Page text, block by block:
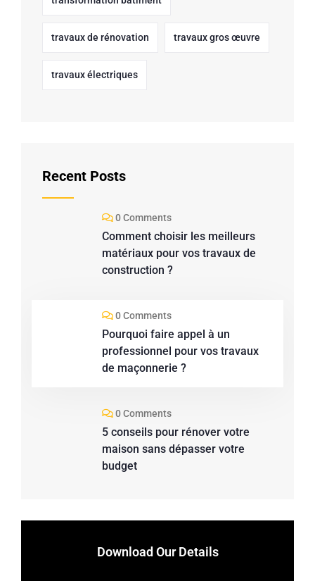
travaux de rénovation travaux gros œuvre
travaux électriques
Recent Posts
0 Comments
Comment choisir les meilleurs
matériaux pour vos travaux de
construction ?
0 Comments
Pourquoi faire appel à un
professionnel pour vos travaux
de maçonnerie ?
0 Comments
5 conseils pour rénover votre
maison sans dépasser votre
budget
Download Our Details